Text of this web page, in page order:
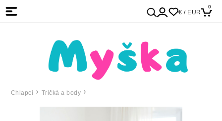
€ / EUR
0
Chlapci Tričká a body